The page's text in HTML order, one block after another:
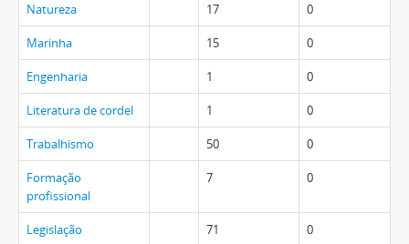
Natureza 17 0
Marinha 15 0
Engenharia 1 0
Literatura de cordel 1 0
Trabalhismo 50 0
Formação
profissional
7 0
Legislação 71 0